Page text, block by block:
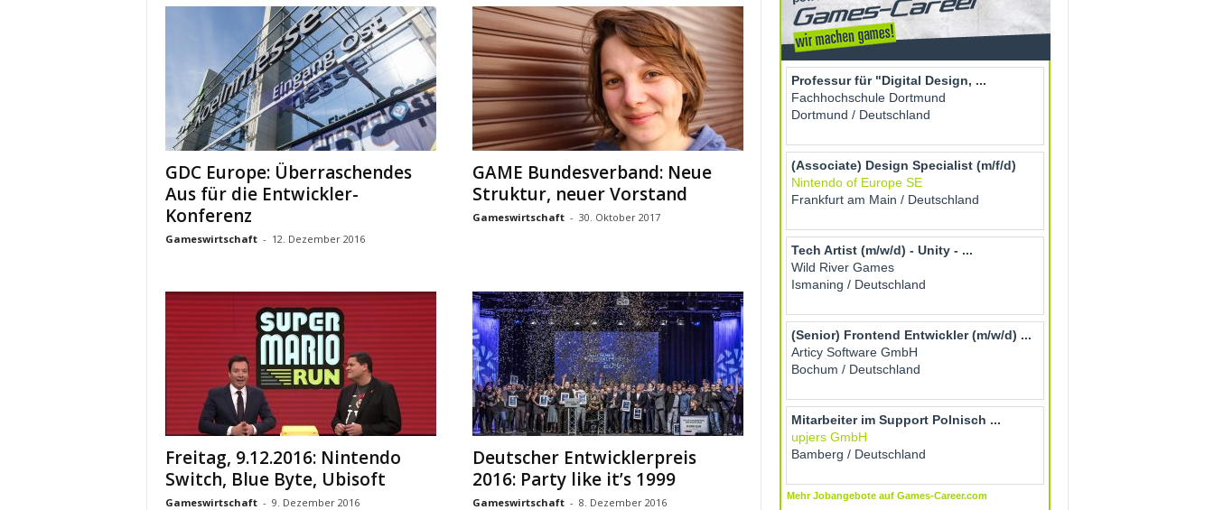
GDC Europe: Überraschendes
Aus für die Entwickler-
Konferenz
Gameswirtschaft - 12. Dezember 2016
GAME Bundesverband: Neue
Struktur, neuer Vorstand
Gameswirtschaft - 30. Oktober 2017
Freitag, 9.12.2016: Nintendo
Switch, Blue Byte, Ubisoft
Gameswirtschaft - 9. Dezember 2016
Deutscher Entwicklerpreis
2016: Party like it’s 1999
Gameswirtschaft - 8. Dezember 2016